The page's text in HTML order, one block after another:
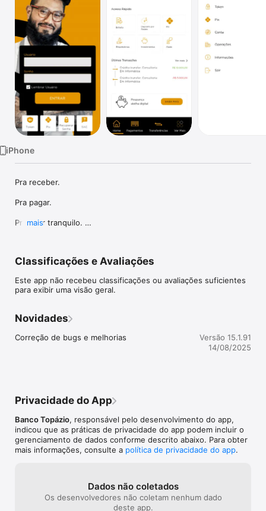
TV
iPhone
Pra receber.
Pra pagar.
Pra ficar tranquilo.
SOLUÇÕES FUTURAS PARA O VAREJO DO PRESENTE.
mais
Classificações e Avaliações
Este app não recebeu classificações ou avaliações suficientes
para exibir uma visão geral.
Novidades
Correção de bugs e melhorias
Versão 15.1.91
14/08/2025
Privacidade do App
Banco Topázio, responsável pelo desenvolvimento do app,
indicou que as práticas de privacidade do app podem incluir o
gerenciamento de dados conforme descrito abaixo. Para obter
mais informações, consulte a política de privacidade do app.
Dados não coletados
Os desenvolvedores não coletam nenhum dado
deste app.